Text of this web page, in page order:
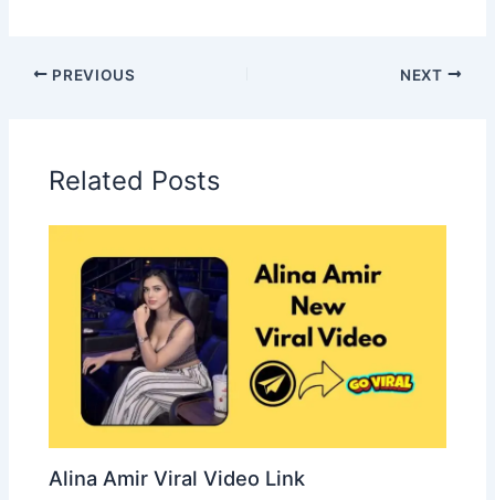
PREVIOUS NEXT
Related Posts
Alina Amir Viral Video Link